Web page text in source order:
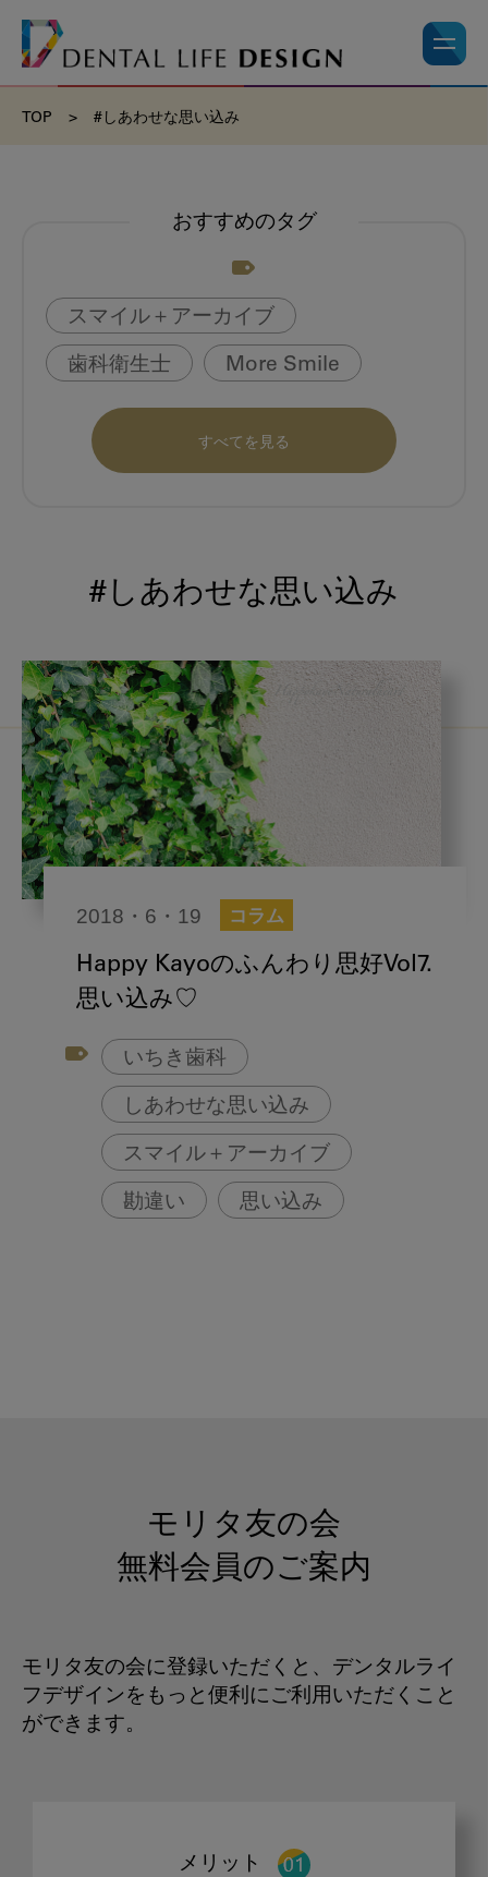
TOP > #しあわせな思い込み
おすすめのタグ
スマイル＋アーカイブ
歯科衛生士 More Smile
お悩み相談室 動画 書籍
book
海外歯科事情 咬合の変化
口腔機能発達不全症
いちき歯科 スウェーデン
歯周病 鼻うがい
内科 歯科 内科医師
歯科助手
アフターコロナ対策
すべてを見る
#しあわせな思い込み
2018・6・19 コラム
Happy Kayoのふんわり思好Vol7.
思い込み♡
いちき歯科
しあわせな思い込み
スマイル＋アーカイブ
勘違い 思い込み
モリタ友の会
無料会員のご案内
モリタ友の会に登録いただくと、デンタルライ
フデザインをもっと便利にご利用いただくこと
ができます。
メリット